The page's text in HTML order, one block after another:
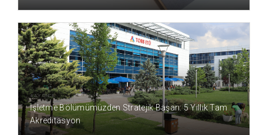
4 AY ÖNCE
İşletme Bölümümüzden Stratejik Başarı: 5 Yıllık Tam
Akreditasyon